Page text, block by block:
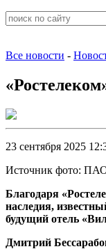
Все новости -
23 сентября 2025
Источник фото: ПАО
Благодаря
наследия,
будущий отель
Дмитрий